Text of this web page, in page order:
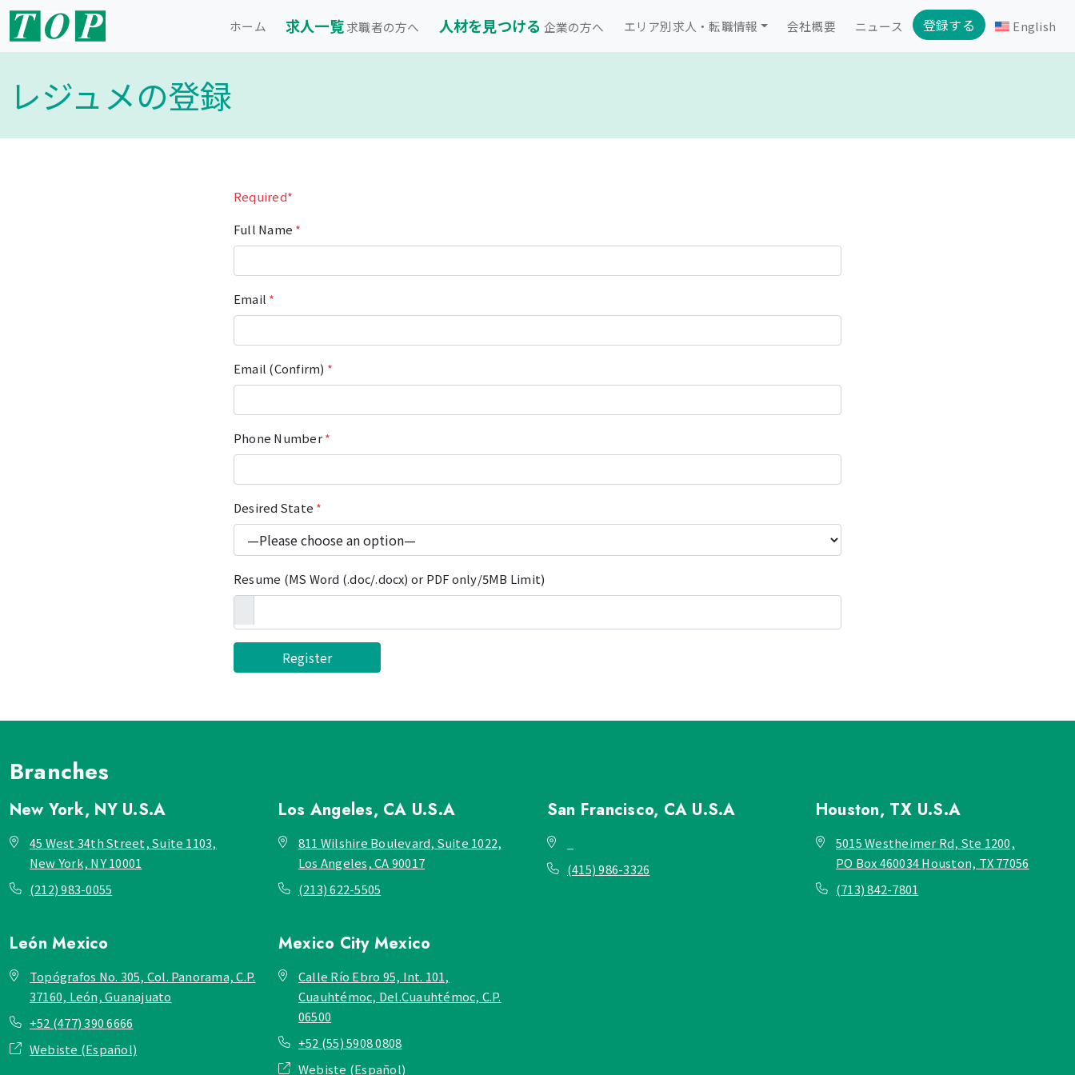
ホーム 求人一覧求職者の方へ 人材を見つける 企業の方へ エリア別求人・転職情報 会社概要 ニュース 登録する English
レジュメの登録
Required*
Full Name *
Email *
Email (Confirm) *
Phone Number*
Desired State *
Resume (MS Word (.doc/.docx) or PDF only/5MB Limit)
Branches
New York, NY U.S.A
45 West 34th Street, Suite 1103,
New York, NY 10001
(212) 983-0055
Los Angeles, CA U.S.A
811 Wilshire Boulevard, Suite 1022,
Los Angeles, CA 90017
(213) 622-5505
San Francisco, CA U.S.A
(415) 986-3326
Houston, TX U.S.A
5015 Westheimer Rd, Ste 1200,
PO Box 460034 Houston, TX 77056
(713) 842-7801
LeónMexico
Topógrafos No. 305, Col. Panorama, C.P.
37160, León, Guanajuato
+52 (477) 390 6666
Webiste (Español)
Mexico City Mexico
Calle Río Ebro 95, Int. 101,
Cuauhtémoc, Del.Cuauhtémoc, C.P.
06500
+52 (55) 5908 0808
Webiste (Español)